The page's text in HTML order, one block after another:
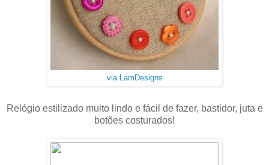
via LamDesigns
Relógio estilizado muito lindo e fácil de fazer, bastidor, juta e
botões costurados!